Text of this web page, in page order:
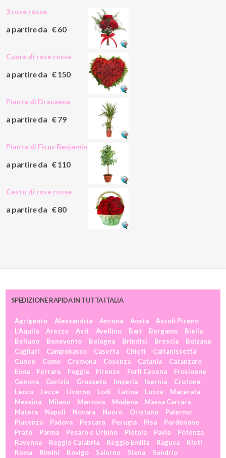
3 rose rosse
a partire da€ 60
Cuore di rose rosse
a partire da€ 150
Pianta di Dracaena
a partire da€ 79
Pianta di Ficus Benjamin
a partire da€ 110
Cesto di rose rosse
a partire da€ 80
SPEDIZIONE RAPIDA IN TUTTA ITALIA
Agrigento Alessandria Ancona Aosta
Ascoli Piceno
L'Aquila
Arezzo Asti Avellino Bari Bergamo
Biella
Belluno
Benevento Bologna Brindisi Brescia
Bolzano
Cagliari
Campobasso Caserta Chieti
Caltanissetta
Cuneo
Como Cremona Cosenza Catania
Catanzaro
Enna
Ferrara Foggia Firenze Forlì Cesena
Frosinone
Genova
Gorizia Grosseto Imperia Isernia
Crotone
Lecco
Lecce Livorno Lodi Latina Lucca
Macerata
Messina
Milano Mantova Modena
Massa Carrara
Matera
Napoli Novara Nuoro Oristano
Palermo
Piacenza
Padova Pescara Perugia Pisa
Pordenone
Prato
Parma Pesaro e Urbino Pistoia Pavia
Potenza
Ravenna
Reggio Calabria Reggio Emilia Ragusa
Rieti
Roma
Rimini Rovigo Salerno Siena
Sondrio